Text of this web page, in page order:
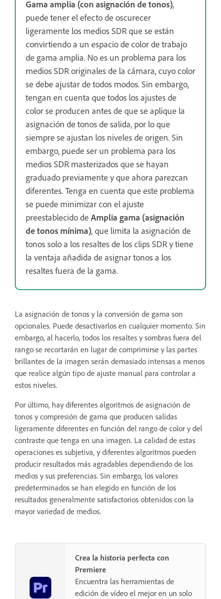
Gama amplia (con asignación de tonos),
puede tener el efecto de oscurecer
ligeramente los medios SDR que se están
convirtiendo a un espacio de color de trabajo
de gama amplia. No es un problema para los
medios SDR originales de la cámara, cuyo color
se debe ajustar de todos modos. Sin embargo,
tengan en cuenta que todos los ajustes de
color se producen antes de que se aplique la
asignación de tonos de salida, por lo que
siempre se ajustan los niveles de origen. Sin
embargo, puede ser un problema para los
medios SDR masterizados que se hayan
graduado previamente y que ahora parezcan
diferentes. Tenga en cuenta que este problema
se puede minimizar con el ajuste
preestablecido de Amplia gama (asignación
de tonos mínima), que limita la asignación de
tonos solo a los resaltes de los clips SDR y tiene
la ventaja añadida de asignar tonos a los
resaltes fuera de la gama.
La asignación de tonos y la conversión de gama son
opcionales. Puede desactivarlos en cualquier momento. Sin
embargo, al hacerlo, todos los resaltes y sombras fuera del
rango se recortarán en lugar de comprimirse y las partes
brillantes de la imagen serán demasiado intensas a menos
que realice algún tipo de ajuste manual para controlar a
estos niveles.
Por último, hay diferentes algoritmos de asignación de
tonos y compresión de gama que producen salidas
ligeramente diferentes en función del rango de color y del
contraste que tenga en una imagen. La calidad de estas
operaciones es subjetiva, y diferentes algoritmos pueden
producir resultados más agradables dependiendo de los
medios y sus preferencias. Sin embargo, los valores
predeterminados se han elegido en función de los
resultados generalmente satisfactorios obtenidos con la
mayor variedad de medios.
Crea la historia perfecta con
Premiere
Encuentra las herramientas de
edición de vídeo el mejor en un solo